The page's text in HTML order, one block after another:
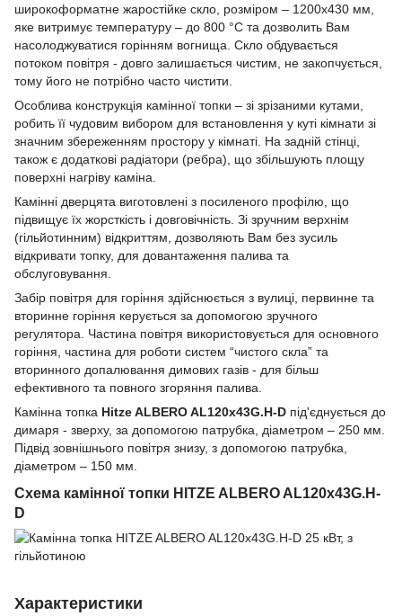
широкоформатне жаростійке скло, розміром – 1200x430 мм,
яке витримує температуру – до 800 °C та дозволить Вам
насолоджуватися горінням вогнища. Скло обдувається
потоком повітря - довго залишається чистим, не закопчується,
тому його не потрібно часто чистити.
Особлива конструкція камінної топки – зі зрізаними кутами,
робить її чудовим вибором для встановлення у куті кімнати зі
значним збереженням простору у кімнаті. На задній стінці,
також є додаткові радіатори (ребра), що збільшують площу
поверхні нагріву каміна.
Камінні дверцята виготовлені з посиленого профілю, що
підвищує їх жорсткість і довговічність. Зі зручним верхнім
(гільйотинним) відкриттям, дозволяють Вам без зусиль
відкривати топку, для довантаження палива та
обслуговування.
Забір повітря для горіння здійснюється з вулиці, первинне та
вторинне горіння керується за допомогою зручного
регулятора. Частина повітря використовується для основного
горіння, частина для роботи систем “чистого скла” та
вторинного допалювання димових газів - для більш
ефективного та повного згоряння палива.
Камінна топка Hitze ALBERO AL120х43G.H-D під'єднується до
димаря - зверху, за допомогою патрубка, діаметром – 250 мм.
Підвід зовнішнього повітря знизу, з допомогою патрубка,
діаметром – 150 мм.
Схема камінної топки HITZE ALBERO AL120х43G.H-
D
Характеристики